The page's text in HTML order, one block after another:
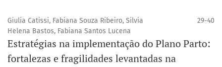
Giulia Catissi, Fabiana Souza Ribeiro, Silvia
Helena Bastos, Fabiana Santos Lucena
29-40
Estratégias na implementação do Plano Parto:
fortalezas e fragilidades levantadas na